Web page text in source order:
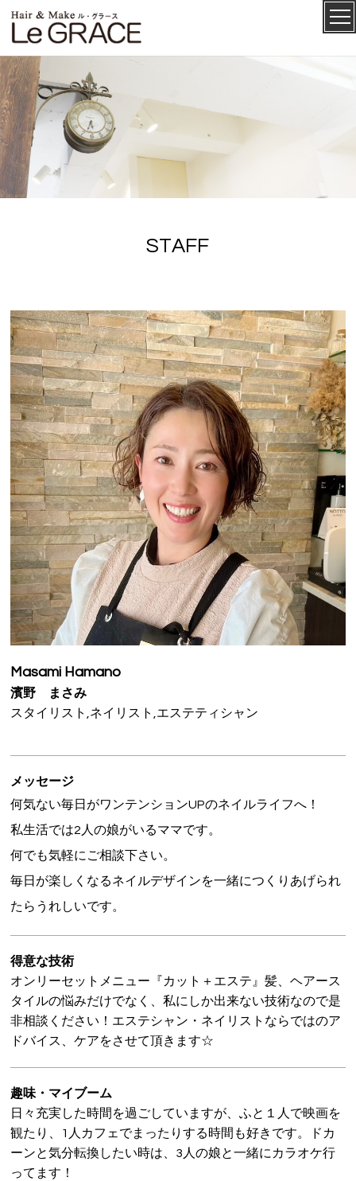
ル・グ
ラース
CONCEPT
STAFF
VOICE
PRODUCT
VOICE
BLOG
NEWS
Le GRACEの介護
WEB予約
RECRUIT
STAFF
Masami Hamano
濱野 まさみ
スタイリスト,ネイリスト,エステティシャン
メッセージ
何気ない毎日がワンテンションUPのネイルライフへ！
私生活では2人の娘がいるママです。
何でも気軽にご相談下さい。
毎日が楽しくなるネイルデザインを一緒につくりあげられ
たらうれしいです。
得意な技術
オンリーセットメニュー『カット＋エステ』髪、ヘアース
タイルの悩みだけでなく、私にしか出来ない技術なので是
非相談ください！エステシャン・ネイリストならではのア
ドバイス、ケアをさせて頂きます☆
趣味・マイブーム
日々充実した時間を過ごしていますが、ふと１人で映画を
観たり、1人カフェでまったりする時間も好きです。ドカ
ーンと気分転換したい時は、3人の娘と一緒にカラオケ行
ってます！